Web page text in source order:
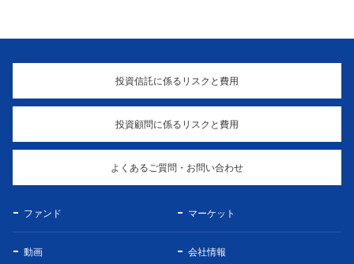
投資信託に係るリスクと費用
投資顧問に係るリスクと費用
よくあるご質問・お問い合わせ
ファンド マーケット
動画 会社情報